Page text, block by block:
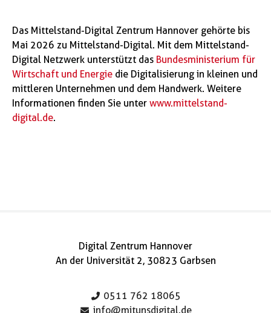
Das Mittelstand-Digital Zentrum Hannover gehörte bis
Mai 2026 zu Mittelstand-Digital. Mit dem Mittelstand-
Digital Netzwerk unterstützt das Bundesministerium für
Wirtschaft und Energie die Digitalisierung in kleinen und
mittleren Unternehmen und dem Handwerk. Weitere
Informationen finden Sie unter www.mittelstand-
digital.de.
Digital Zentrum Hannover
An der Universität 2, 30823 Garbsen
0511 762 18065
info@mitunsdigital.de